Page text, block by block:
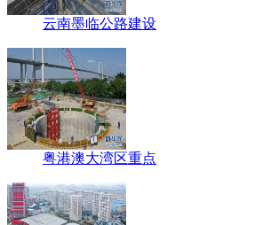
云南墨临公路建设
粤港澳大湾区重点